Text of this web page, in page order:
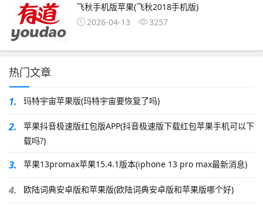
飞秋手机版苹果(飞秋2018手机版)
2026-04-13
3257
热门文章
1. 玛特宇宙苹果版(玛特宇宙要恢复了吗)
2.
苹果抖音极速版红包版APP(抖音极速版下载红包苹果手机可以下
载吗?)
3. 苹果13promax苹果15.4.1版本(iphone 13 pro max最新消息)
4. 欧陆词典安卓版和苹果版(欧陆词典安卓版和苹果版哪个好)